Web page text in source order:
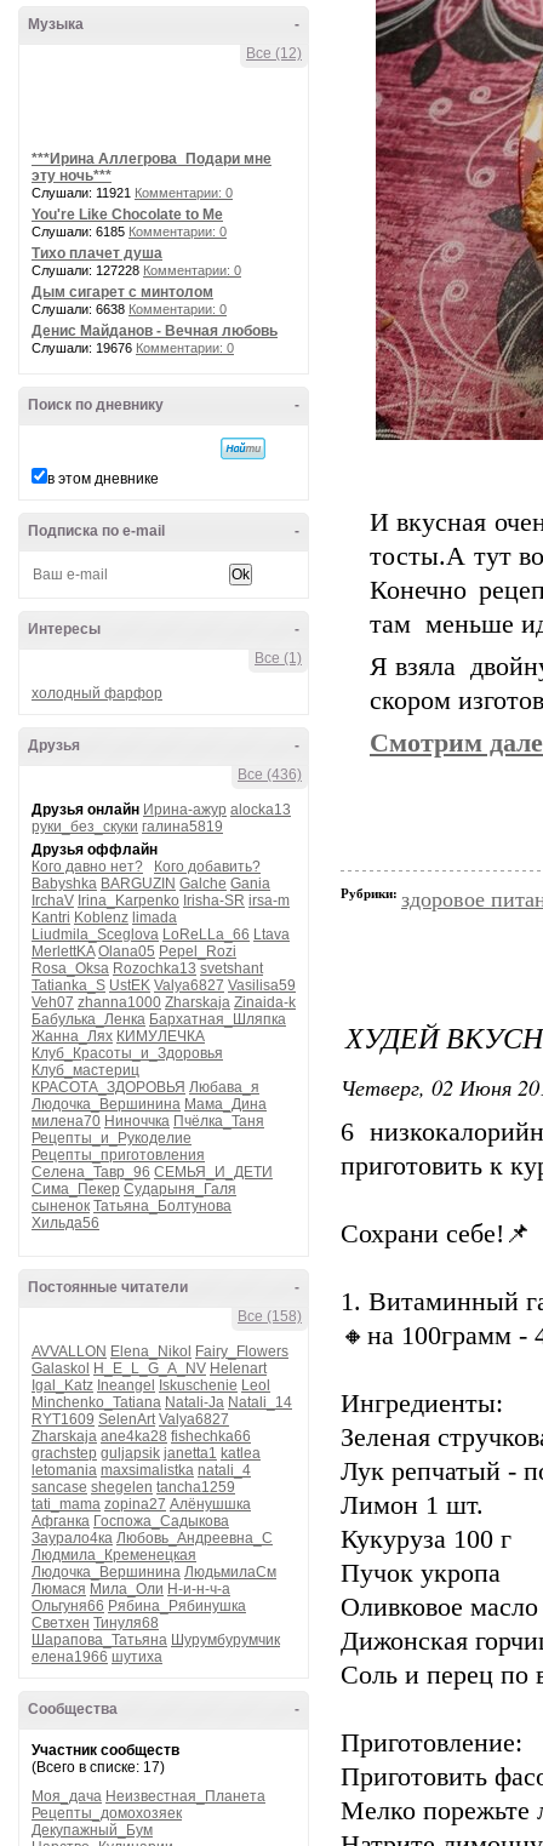
-
Музыка
Все (12)
***Ирина Аллегрова_Подари мне
эту ночь***
Слушали: 11921 Комментарии: 0
You're Like Chocolate to Me
Слушали: 6185 Комментарии: 0
Тихо плачет душа
Слушали: 127228 Комментарии: 0
Дым сигарет с минтолом
Слушали: 6638 Комментарии: 0
Денис Майданов - Вечная любовь
Слушали: 19676 Комментарии: 0
-
Поиск по дневнику
в этом дневнике
-
Подписка по e-mail
-
Интересы
Все (1)
холодный фарфор
-
Друзья
Все (436)
Друзья онлайн Ирина-ажур alocka13
руки_без_скуки галина5819
Друзья оффлайн
Кого давно нет?
Кого добавить?
Babyshka BARGUZIN Galche Gania
IrchaV Irina_Karpenko Irisha-SR irsa-m
Kantri Koblenz limada
Liudmila_Sceglova LoReLLa_66 Ltava
MerlettKA Olana05 Pepel_Rozi
Rosa_Oksa Rozochka13 svetshant
Tatianka_S UstEK Valya6827 Vasilisa59
Veh07 zhanna1000 Zharskaja Zinaida-k
Бабулька_Ленка Бархатная_Шляпка
Жанна_Лях КИМУЛЕЧКА
Клуб_Красоты_и_Здоровья
Клуб_мастериц
КРАСОТА_ЗДОРОВЬЯ Любава_я
Людочка_Вершинина Мама_Дина
милена70 Ниноччка Пчёлка_Таня
Рецепты_и_Рукоделие
Рецепты_приготовления
Селена_Тавр_96 СЕМЬЯ_И_ДЕТИ
Сима_Пекер Сударыня_Галя
сыненок Татьяна_Болтунова
Хильда56
-
Постоянные читатели
Все (158)
AVVALLON Elena_Nikol
Fairy_Flowers
Galaskol
H_E_L_G_A_NV Helenart
Igal_Katz Ineangel Iskuschenie Leol
Minchenko_Tatiana Natali-Ja Natali_14
RYT1609 SelenArt Valya6827
Zharskaja ane4ka28 fishechka66
grachstep guljapsik janetta1 katlea
letomania maxsimalistka natali_4
sancase shegelen tancha1259
tati_mama zopina27 Алёнушшка
Афганка Госпожа_Садыкова
Заурало4ка Любовь_Андреевна_С
Людмила_Кременецкая
Людочка_Вершинина ЛюдьмилаСм
Люмася Мила_Оли Н-и-н-ч-а
Ольгуня66 Рябина_Рябинушка
Светхен Тинуля68
Шарапова_Татьяна Шурумбурумчик
елена1966 шутиха
-
Сообщества
Участник сообществ
(Всего в списке: 17)
Моя_дача Неизвестная_Планета
Рецепты_домохозяек
Декупажный_Бум
И вкусная
тосты.А тут
Конечно
там меньше
Я взяла
скором
Смотрим
Рубрики: здоровое
ХУДЕЙ
Четверг, 02 Июня
6
приготовить к
Сохрани себе!📌
1. Витаминный
🔸на 100грамм
Ингредиенты:
Зеленая
Лук репчатый -
Лимон 1 шт.
Кукуруза 100 г
Пучок укропа
Оливковое масло
Дижонская
Соль и перец по
Приготовление:
Приготовить
Мелко порежьте